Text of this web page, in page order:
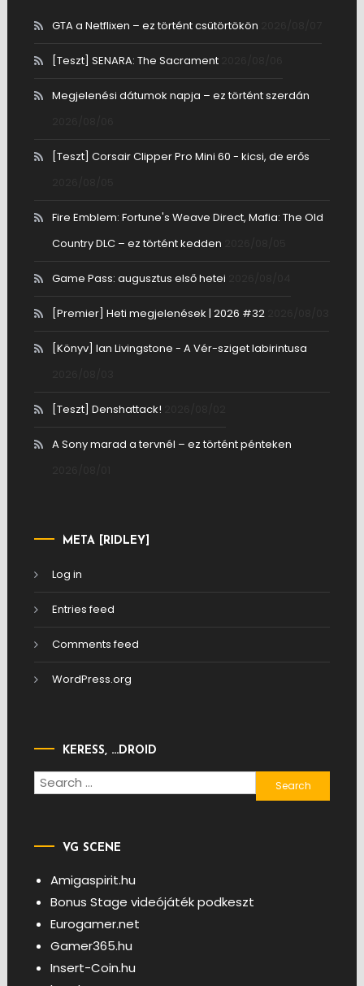
GTA a Netflixen – ez történt csütörtökön
[Teszt] SENARA: The Sacrament
Megjelenési dátumok napja – ez történt szerdán
[Teszt] Corsair Clipper Pro Mini 60 - kicsi, de erős
Fire Emblem: Fortune's Weave Direct, Mafia: The Old
Country DLC – ez történt kedden
Game Pass: augusztus első hetei
[Premier] Heti megjelenések | 2026 #32
[Könyv] Ian Livingstone - A Vér-sziget labirintusa
[Teszt] Denshattack!
A Sony marad a tervnél – ez történt pénteken
META [RIDLEY]
Log in
Entries feed
Comments feed
WordPress.org
KERESS, …DROID
Search
for:
VG SCENE
Amigaspirit.hu
Bonus Stage videójáték podkeszt
Eurogamer.net
Gamer365.hu
Insert-Coin.hu